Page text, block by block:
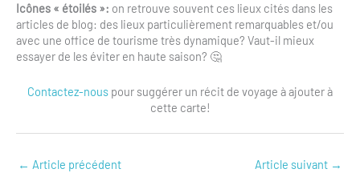
Icônes « étoilés »: on retrouve souvent ces lieux cités dans les
articles de blog: des lieux particulièrement remarquables et/ou
avec une office de tourisme très dynamique? Vaut-il mieux
essayer de les éviter en haute saison? 🤔
Contactez-nous pour suggérer un récit de voyage à ajouter à
cette carte!
← Article précédent Article suivant →